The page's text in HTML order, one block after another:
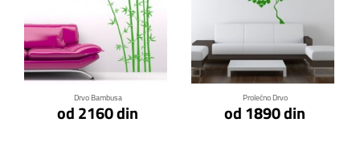
Drvo Bambusa
od 2160 din
Klikni za detalje
Prolećno Drvo
od 1890 din
Klikni za detalje